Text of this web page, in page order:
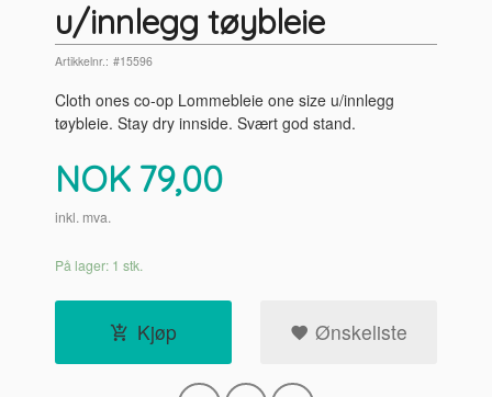
u/innlegg tøybleie
Artikkelnr.: #15596
Cloth ones co-op Lommebleie one size u/innlegg
tøybleie. Stay dry innside. Svært god stand.
Pris
NOK 79,00
inkl. mva.
På lager: 1 stk.
Kjøp Ønskeliste